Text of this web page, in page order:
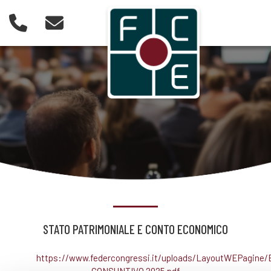
STATO PATRIMONIALE E CONTO ECONOMICO
https://www.federcongressi.it/uploads/LayoutWEPagine/